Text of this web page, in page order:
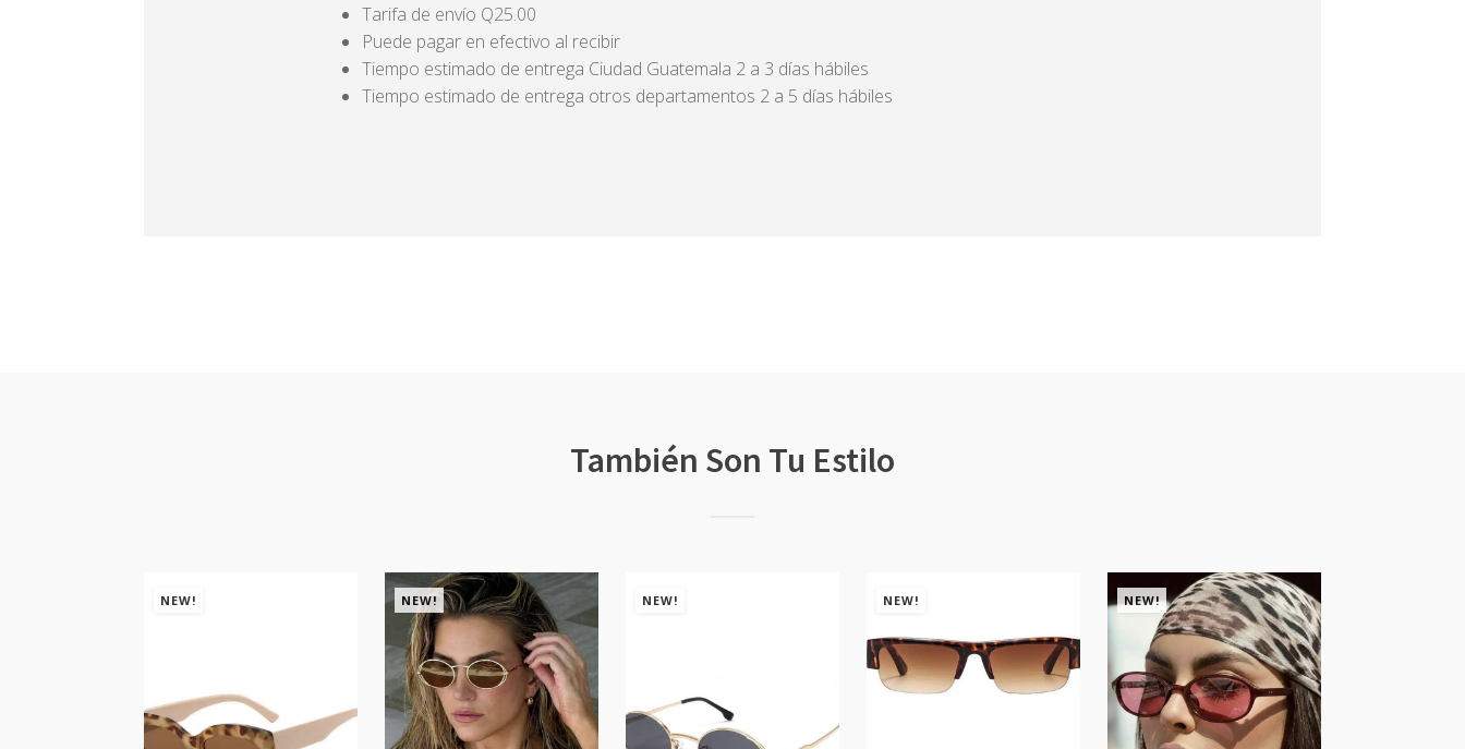
Tarifa de envío Q25.00
Puede pagar en efectivo al recibir
Tiempo estimado de entrega Ciudad Guatemala 2 a 3 días hábiles
Tiempo estimado de entrega otros departamentos 2 a 5 días hábiles
También Son Tu Estilo
NEW! NEW! NEW! NEW! NEW!